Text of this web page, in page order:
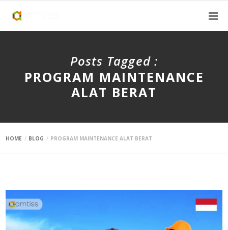
Posts Tagged :
PROGRAM MAINTENANCE
ALAT BERAT
HOME BLOG PROGRAM MAINTENANCE ALAT BERAT